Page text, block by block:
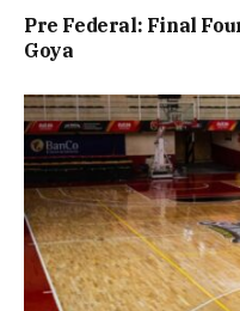
Pre Federal: Final
Goya